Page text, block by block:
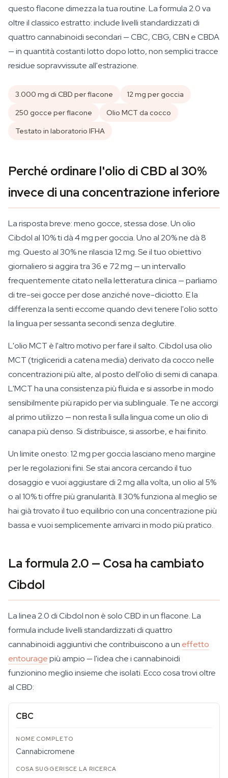
questo flacone dimezza la tua routine. La formula 2.0 va
oltre il classico estratto: include livelli standardizzati di
quattro cannabinoidi secondari — CBC, CBG, CBN e CBDA
— in quantità costanti lotto dopo lotto, non semplici tracce
residue sopravvissute all'estrazione.
3.000 mg di CBD per flacone
12 mg per goccia
250 gocce per flacone
Olio MCT da cocco
Testato in laboratorio IFHA
Perché ordinare l'olio di CBD al 30%
invece di una concentrazione inferiore
La risposta breve: meno gocce, stessa dose. Un olio
Cibdol al 10% ti dà 4 mg per goccia. Uno al 20% ne dà 8
mg. Questo al 30% ne rilascia 12 mg. Se il tuo obiettivo
giornaliero si aggira tra 36 e 72 mg — un intervallo
frequentemente citato nella letteratura clinica — parliamo
di tre-sei gocce per dose anziché nove-diciotto. E la
differenza la senti eccome quando devi tenere l'olio sotto
la lingua per sessanta secondi senza deglutire.
L'olio MCT è l'altro motivo per fare il salto. Cibdol usa olio
MCT (trigliceridi a catena media) derivato da cocco nelle
concentrazioni più alte, al posto dell'olio di semi di canapa.
L'MCT ha una consistenza più fluida e si assorbe in modo
sensibilmente più rapido per via sublinguale. Te ne accorgi
al primo utilizzo — non resta lì sulla lingua come un olio di
canapa più denso. Si distribuisce, si assorbe, e hai finito.
Un limite onesto: 12 mg per goccia lasciano meno margine
per le regolazioni fini. Se stai ancora cercando il tuo
dosaggio e vuoi aggiustare di 2 mg alla volta, un olio al 5%
o al 10% ti offre più granularità. Il 30% funziona al meglio se
hai già trovato il tuo equilibrio con una concentrazione più
bassa e vuoi semplicemente arrivarci in modo più pratico.
La formula 2.0 — Cosa ha cambiato
Cibdol
La linea 2.0 di Cibdol non è solo CBD in un flacone. La
formula include livelli standardizzati di quattro
cannabinoidi aggiuntivi che contribuiscono a un effetto
entouragepiù ampio — l'idea che i cannabinoidi
funzionino meglio insieme che isolati. Ecco cosa trovi oltre
al CBD:
CBC
Cannabicromene